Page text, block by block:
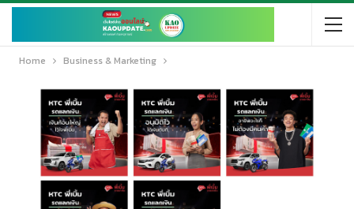
Home Business & Marketing